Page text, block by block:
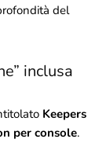
del
inclusa
Keepers
per console.